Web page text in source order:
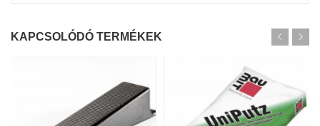
KAPCSOLÓDÓ TERMÉKEK